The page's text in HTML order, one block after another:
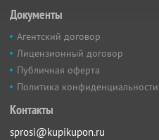
Документы
Агентский договор
Лицензионный договор
Публичная оферта
Политика конфиденциальности
Контакты
sprosi@kupikupon.ru